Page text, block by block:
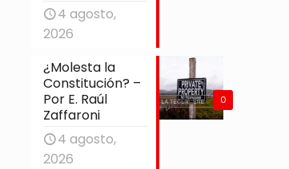
4 agosto,
2026
0
¿Molesta la
Constitución? –
Por E. Raúl
Zaffaroni
4 agosto,
2026